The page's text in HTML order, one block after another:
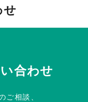
せ
合わせ
ご相談、